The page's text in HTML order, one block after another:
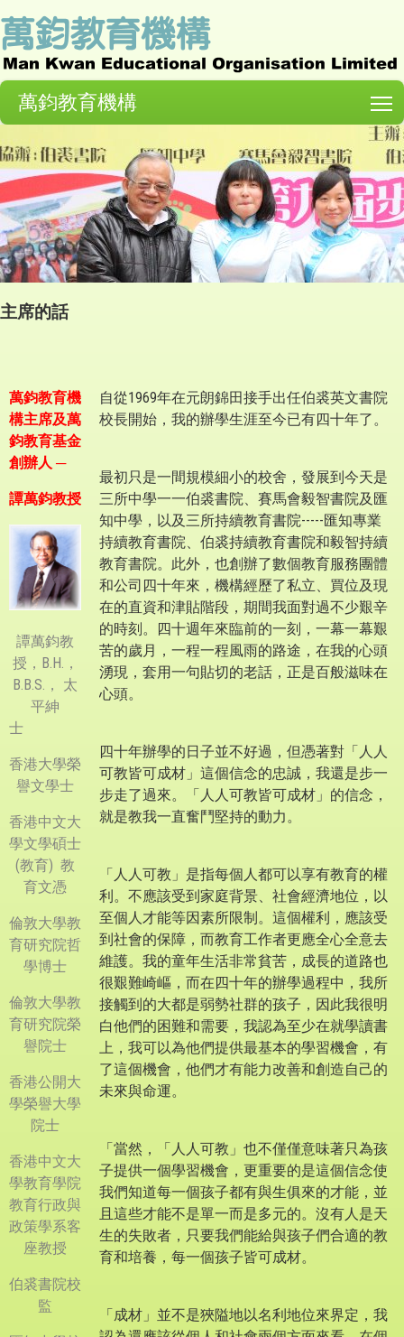
萬鈞教育機構
主席的話
萬鈞教育機
構主席及萬
鈞教育基金
創辦人 ─
譚萬鈞教授
譚萬鈞教
授，B.H.，
B.B.S.， 太
平紳
士
香港大學榮
譽文學士
香港中文大
學文學碩士
(教育) 教
育文憑
倫敦大學教
育研究院哲
學博士
倫敦大學教
育研究院榮
譽院士
香港公開大
學榮譽大學
院士
香港中文大
學教育學院
教育行政與
政策學系客
座教授
伯裘書院校
監
自從1969年在元朗錦田接手出任伯裘英文書院
校長開始，我的辦學生涯至今已有四十年了。
最初只是一間規模細小的校舍，發展到今天是
三所中學一一伯裘書院、賽馬會毅智書院及匯
知中學，以及三所持續教育書院-----匯知專業
持續教育書院、伯裘持續教育書院和毅智持續
教育書院。此外，也創辦了數個教育服務團體
和公司四十年來，機構經歷了私立、買位及現
在的直資和津貼階段，期間我面對過不少艱辛
的時刻。四十週年來臨前的一刻，一幕一幕艱
苦的歲月，一程一程風雨的路途，在我的心頭
湧現，套用一句貼切的老話，正是百般滋味在
心頭。
四十年辦學的日子並不好過，但憑著對「人人
可教皆可成材」這個信念的忠誠，我還是步一
步走了過來。「人人可教皆可成材」的信念，
就是教我一直奮鬥堅持的動力。
「人人可教」是指每個人都可以享有教育的權
利。不應該受到家庭背景、社會經濟地位，以
至個人才能等因素所限制。這個權利，應該受
到社會的保障，而教育工作者更應全心全意去
維護。我的童年生活非常貧苦，成長的道路也
很艱難崎嶇，而在四十年的辦學過程中，我所
接觸到的大都是弱勢社群的孩子，因此我很明
白他們的困難和需要，我認為至少在就學讀書
上，我可以為他們提供最基本的學習機會，有
了這個機會，他們才有能力改善和創造自己的
未來與命運。
「當然，「人人可教」也不僅僅意味著只為孩
子提供一個學習機會，更重要的是這個信念使
我們知道每一個孩子都有與生俱來的才能，並
且這些才能不是單一而是多元的。沒有人是天
生的失敗者，只要我們能給與孩子們合適的教
育和培養，每一個孩子皆可成材。
「成材」並不是狹隘地以名利地位來界定，我